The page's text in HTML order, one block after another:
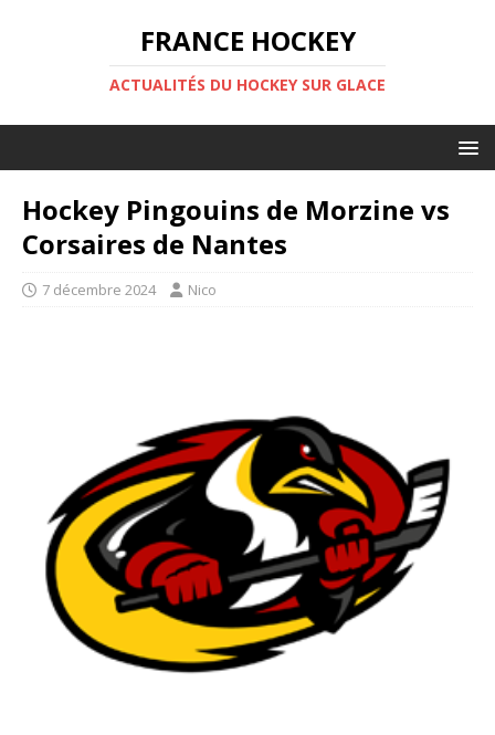
FRANCE HOCKEY
ACTUALITÉS DU HOCKEY SUR GLACE
Hockey Pingouins de Morzine vs
Corsaires de Nantes
7 décembre 2024 Nico